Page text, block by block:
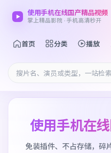
使用手机在线国产精品视频
掌上精品影院 · 手机高清秒开
首页 分类 播放
使用手机在
免装插件、不占存储，碎